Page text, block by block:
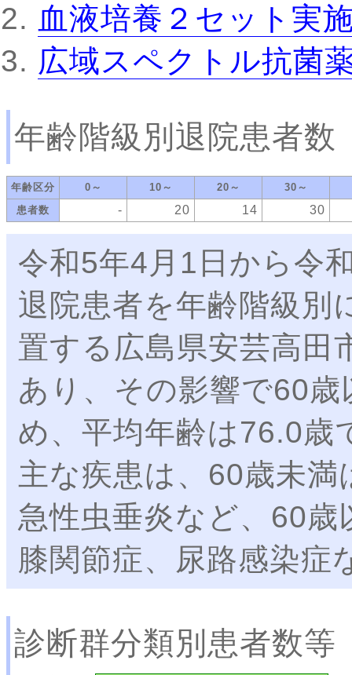
血液培養２セット実
広域スペクトル抗菌
年齢階級別退院患者数
年齢区分 0～ 10～ 20～ 30～
患者数
- 20 14 30
令和5年4月1日から令
退院患者を年齢階級別
置する広島県安芸高田
あり、その影響で60
め、平均年齢は76.0歳
主な疾患は、60歳未
急性虫垂炎など、60
膝関節症、尿路感染症
診断群分類別患者数等